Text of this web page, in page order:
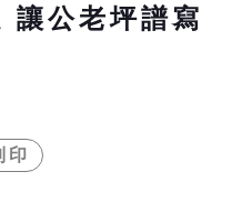
讓公老坪譜寫
印